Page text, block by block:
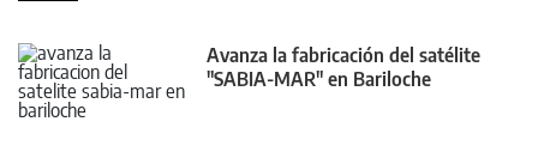
Avanza la fabricación del satélite
"SABIA-MAR" en Bariloche